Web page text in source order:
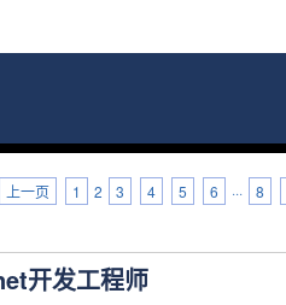
上一页 1 2 3 4 5 6 ··· 8
开发工程师